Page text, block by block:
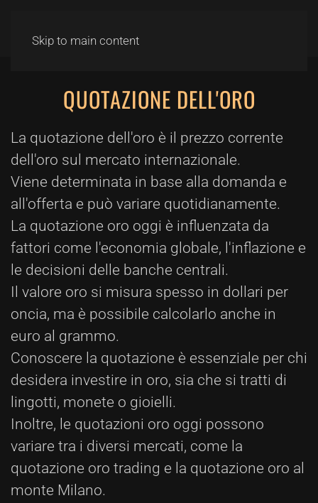
Skip to main content
QUOTAZIONE DELL'ORO
La quotazione dell'oro è il prezzo corrente
dell'oro sul mercato internazionale.
Viene determinata in base alla domanda e
all'offerta e può variare quotidianamente.
La quotazione oro oggi è influenzata da
fattori come l'economia globale, l'inflazione e
le decisioni delle banche centrali.
Il valore oro si misura spesso in dollari per
oncia, ma è possibile calcolarlo anche in
euro al grammo.
Conoscere la quotazione è essenziale per chi
desidera investire in oro, sia che si tratti di
lingotti, monete o gioielli.
Inoltre, le quotazioni oro oggi possono
variare tra i diversi mercati, come la
quotazione oro trading e la quotazione oro al
monte Milano.